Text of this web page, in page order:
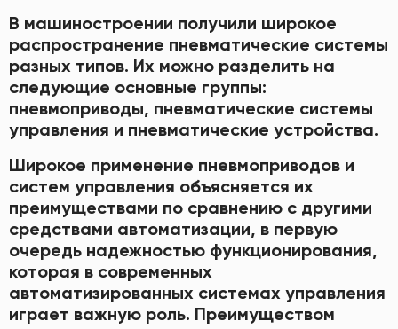
В машиностроении получили широкое
распространение пневматические системы
разных типов. Их можно разделить на
следующие основные группы:
пневмоприводы, пневматические системы
управления и пневматические устройства.
Широкое применение пневмоприводов и
систем управления объясняется их
преимуществами по сравнению с другими
средствами автоматизации, в первую
очередь надежностью функционирования,
которая в современных
автоматизированных системах управления
играет важную роль. Преимуществом